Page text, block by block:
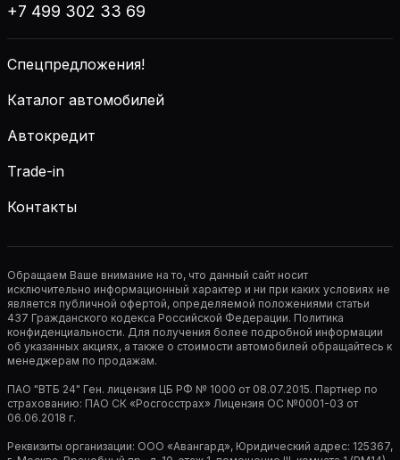
+7 499 302 33 69
Спецпредложения!
Каталог автомобилей
Автокредит
Trade-in
Контакты
Обращаем Ваше внимание на то, что данный сайт носит
исключительно информационный характер и ни при каких условиях не
является публичной офертой, определяемой положениями статьи
437 Гражданского кодекса Российской Федерации. Политика
конфиденциальности. Для получения более подробной информации
об указанных акциях, а также о стоимости автомобилей обращайтесь к
менеджерам по продажам.
ПАО "ВТБ 24" Ген. лицензия ЦБ РФ № 1000 от 08.07.2015. Партнер по
страхованию: ПАО СК «Росгосстрах» Лицензия ОС №0001-03 от
06.06.2018 г.
Реквизиты организации: ООО «Авангард», Юридический адрес: 125367,